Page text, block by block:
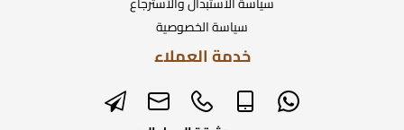
سياسة الخصوصية
خدمة العملاء